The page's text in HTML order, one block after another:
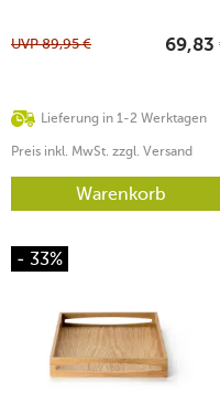
Lieferung in 1-2 Werktagen
UVP89,95 € 69,83
Preis inkl. MwSt. zzgl. Versand
Warenkorb
- 33%